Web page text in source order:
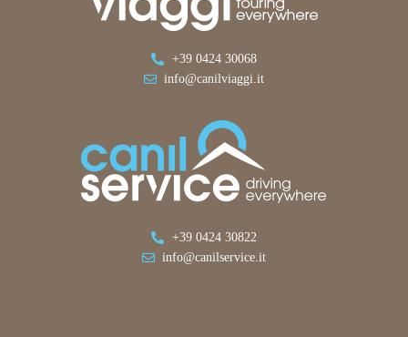
+39 0424 30068
info@canilviaggi.it
+39 0424 30822
info@canilservice.it